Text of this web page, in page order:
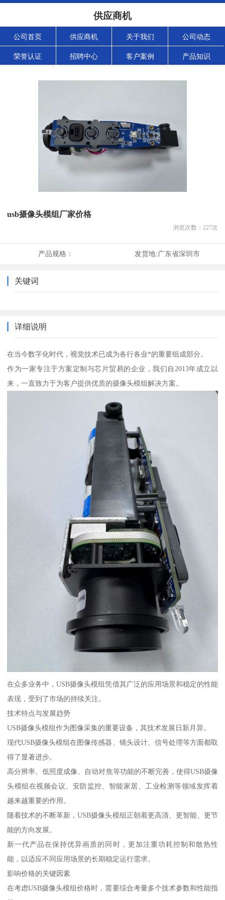
供应商机
公司首页 供应商机 关于我们 公司动态
荣誉认证 招聘中心 客户案例 产品知识
usb摄像头模组厂家价格
浏览次数： 227次
产品规格： 发货地:广东省深圳市
关键词
详细说明
在当今数字化时代，视觉技术已成为各行各业*的重要组成部分。
作为一家专注于方案定制与芯片贸易的企业，我们自2013年成立以
来，一直致力于为客户提供优质的摄像头模组解决方案。
在众多业务中，USB摄像头模组凭借其广泛的应用场景和稳定的性能
表现，受到了市场的持续关注。
技术特点与发展趋势
USB摄像头模组作为图像采集的重要设备，其技术发展日新月异。
现代USB摄像头模组在图像传感器、镜头设计、信号处理等方面都取
得了显著进步。
高分辨率、低照度成像、自动对焦等功能的不断完善，使得USB摄像
头模组在视频会议、安防监控、智能家居、工业检测等领域发挥着
越来越重要的作用。
随着技术的不断革新，USB摄像头模组正朝着更高清、更智能、更节
能的方向发展。
新一代产品在保持优异画质的同时，更加注重功耗控制和散热性
能，以适应不同应用场景的长期稳定运行需求。
影响价格的关键因素
在考虑USB摄像头模组价格时，需要综合考量多个技术参数和性能指